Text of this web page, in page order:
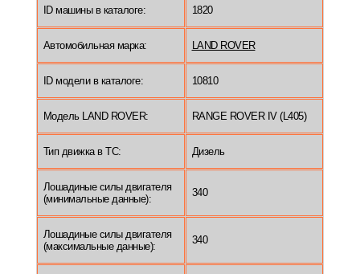
ID машины в каталоге: 1820
Автомобильная марка: LAND ROVER
ID модели в каталоге: 10810
Модель LAND ROVER: RANGE ROVER IV (L405)
Тип движка в ТС: Дизель
Лошадиные силы двигателя
(минимальные данные):
340
Лошадиные силы двигателя
(максимальные данные):
340